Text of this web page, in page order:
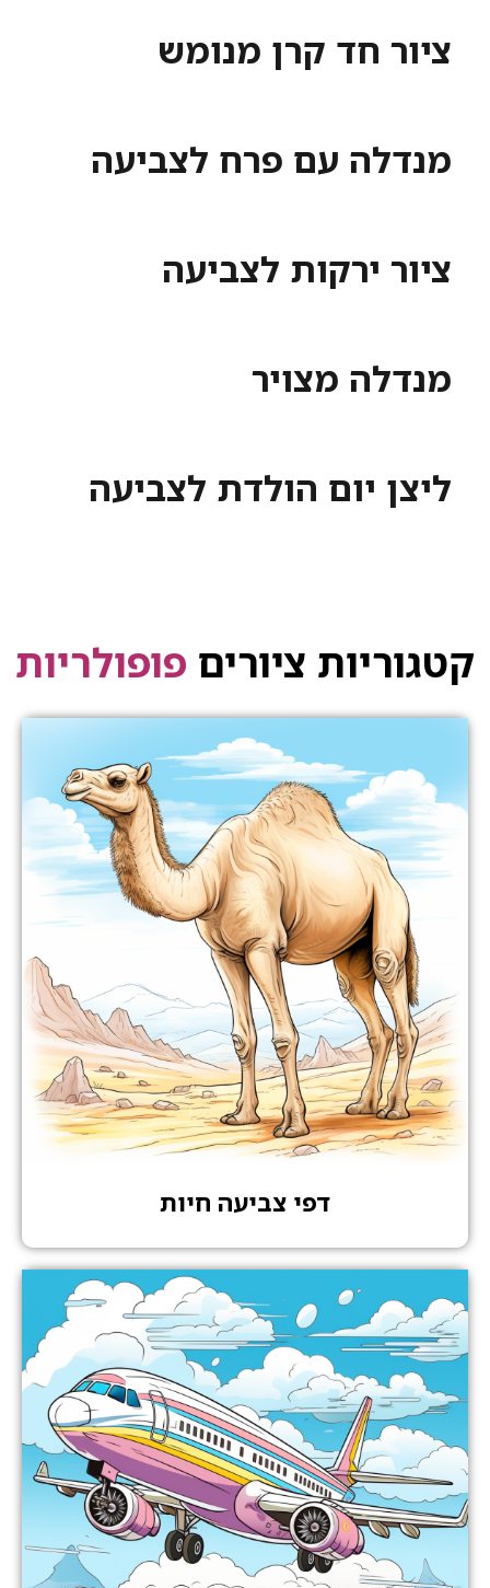
ציור חד קרן מנומש
מנדלה עם פרח לצביעה
ציור ירקות לצביעה
מנדלה מצויר
ליצן יום הולדת לצביעה
קטגוריות ציורים פופולריות
דפי צביעה חיות